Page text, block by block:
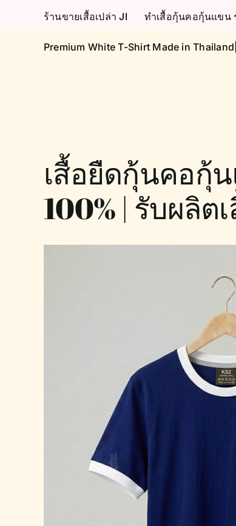
ร้านขายเสื้อเปล่า JI ทำเสื้อกุ้นคอกุ้นแขน
Premium White T-Shirt Made in
เสื้อยืดกุ้นคอกุ้
100% | รับผลิต